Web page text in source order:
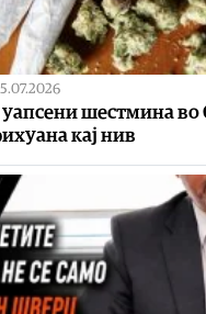
уапсени шестмина во
кај нив